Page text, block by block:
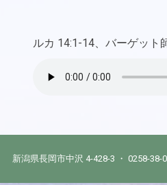
ルカ 14:1-14、バーゲット
新潟県長岡市中沢 4-428-3 ・ 0258-